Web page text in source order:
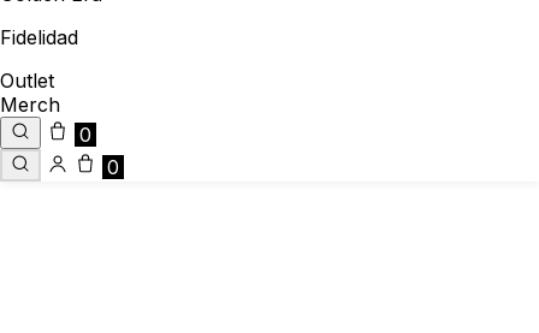
Fidelidad
Outlet
Merch
0
0